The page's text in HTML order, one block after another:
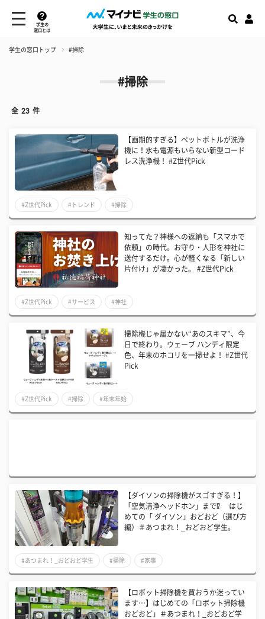
学生の
窓口とは
学生の窓口トップ #掃除
#掃除
全 23 件
【画期的すぎる】ペットボトルが洗浄
機に！水も電源もいらない新型コード
レス洗浄機！ #Z世代Pick
#Z世代Pick #トレンド #掃除
知ってた？神様への返納も「スマホで
依頼」の時代。お守り・人形を神社に
送付するだけ。心が軽くなる「新しい
片付け」が凄かった。 #Z世代Pick
#Z世代Pick #サービス #神社
掃除機じゃ届かない“あのスキマ”、今
日で終わり。ウェーブ ハンディ限定
色、年末のホコリを一掃せよ！ #Z世代
Pick
#Z世代Pick #掃除 #年末年始
【ダイソンの掃除機がスゴすぎる！】
「空気清浄ヘッドホン」まで⁉ はじ
めての「 ダイソン」おどおど（選び方
編）＃あつまれ！_おどおど学生。
#あつまれ！_おどおど学生 #掃除 #家事
【ロボット掃除機を買おうか迷ってい
ます…】はじめての「ロボット掃除機
おどおど」＃あつまれ！_おどおど学